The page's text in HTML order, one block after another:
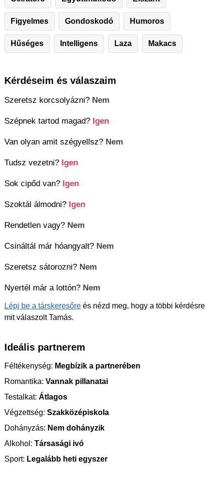
Figyelmes Gondoskodó Humoros
Hűséges Intelligens Laza Makacs
Kérdéseim és válaszaim
Szeretsz korcsolyázni? Nem
Szépnek tartod magad? Igen
Van olyan amit szégyellsz? Nem
Tudsz vezetni? Igen
Sok cipőd van? Igen
Szoktál álmodni? Igen
Rendetlen vagy? Nem
Csináltál már hóangyalt? Nem
Szeretsz sátorozni? Nem
Nyertél már a lottón? Nem
Lépj be a társkeresőre és nézd meg, hogy a többi kérdésre
mit válaszolt Tamás.
Ideális partnerem
Féltékenység: Megbízik a partnerében
Romantika: Vannak pillanatai
Testalkat: Átlagos
Végzettség: Szakközépiskola
Dohányzás: Nem dohányzik
Alkohol: Társasági ivó
Sport: Legalább heti egyszer